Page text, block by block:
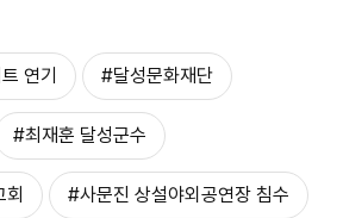
연기 #달성문화재단
#최재훈 달성군수
회 #사문진 상설야외공연장 침수